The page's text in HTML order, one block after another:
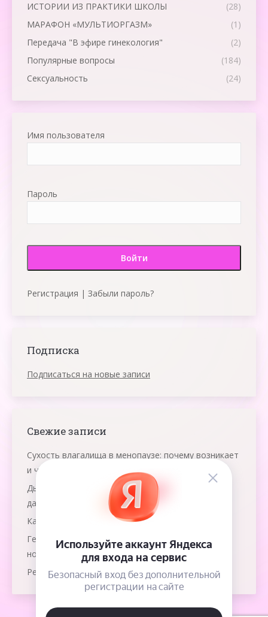
ИСТОРИИ ИЗ ПРАКТИКИ ШКОЛЫ
(28)
МАРАФОН «МУЛЬТИОРГАЗМ»
(1)
Передача "В эфире гинекология"
(2)
Популярные вопросы
(184)
Сексуальность
(24)
Имя пользователя
Пароль
Регистрация | Забыли пароль?
Подписка
Подписаться на новые записи
Свежие записи
Сухость влагалища в менопаузе: почему возникает
и что помогает
Дыхание яичниками: что это и как работает эта
даосская практика
Как победить рак груди?
Гемолитическая болезнь: как защитить
новорожденного?
Резус-конфликт при многоплодной беременности